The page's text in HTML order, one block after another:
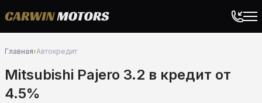
Главная›Автокредит
Mitsubishi Pajero 3.2 в кредит от
4.5%